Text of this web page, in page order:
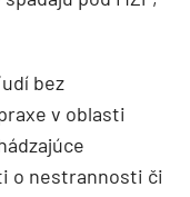
bez
v oblasti
o nestrannosti či